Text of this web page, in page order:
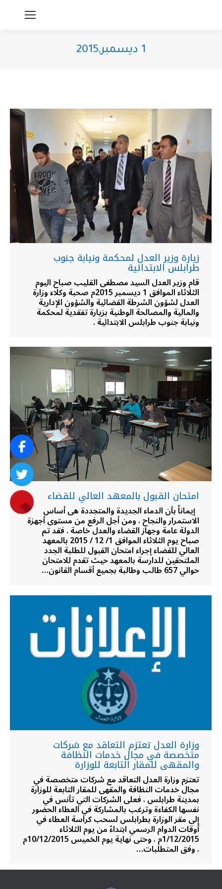
1 ديسمبر,2015
زيارة وزير العدل لمحكمة ونيابة جنوب
طرابلس الابتدائية
قام وزير العدل السيد مصطفى القليب صباح اليوم
الثلاثاء الموافق 1 ديسمبر 2015م صحبة وكلاء وزارة
العدل لشؤون الشرطة القضائية والشؤون الإدارية
والمالية والمصالحة الوطنية بزيارة تفقدية لمحكمة
ونيابة جنوب طرابلس الابتدائية .
امتحان القبول بالمعهد العالي للقضاء
إيماناً بأن الدماء الجديدة والمتجددة هى أساس
الاستمرار والنجاح ، ومن أجل الرفع من مستوى أجهزة
الدولة عامة وجهاز القضاء والعدل خاصة . فقد تم
صباح يوم الثلاثاء الموافق 1/ 12 / 2015 بالمعهد
العالي للقضاء إجراء امتحان القبول للطلبة الجدد
الملتحقين للدارسة بالمعهد حيث تقدم للامتحان
حوالي 657 طالب وطالبة بجميع أقسام القانون…
وزارة العدل تعتزم التعاقد مع شركات
متخصصة في مجال خدمات النظافة
والمقهى للمقار التابعة للوزارة
تعتزم وزارة العدل التعاقد مع شركات متخصصة في
مجال خدمات النظافة والمقهى للمقار التابعة للوزارة
بمدينة طرابلس ، فعلى الشركات التي تأنس في
نفسها الكفاءة وترغب بالمشاركة في العطاء الحضور
إلى مقر الوزارة بطرابلس لسحب كراسة العطاء في
أوقات الدوام الرسمي ابتداءً من يوم الثلاثاء
1/12/2015م ، وحتى نهاية يوم الخميس 10/12/2015م
، وفق المتطلبات…